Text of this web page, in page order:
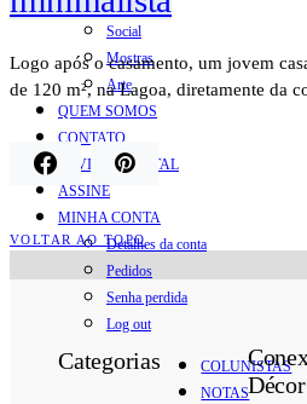
Notas
Social
Mostras
Arte
QUEM SOMOS
CONTATO
REVISTA DIGITAL
ASSINE
MINHA CONTA
Detalhes da conta
Pedidos
Senha perdida
Log out
Logo após o casamento, um jovem
de 120 m², na Lagoa, diretamente da
VOLTAR AO TOPO
Categorias
COLUNISTAS
NOTASDécor